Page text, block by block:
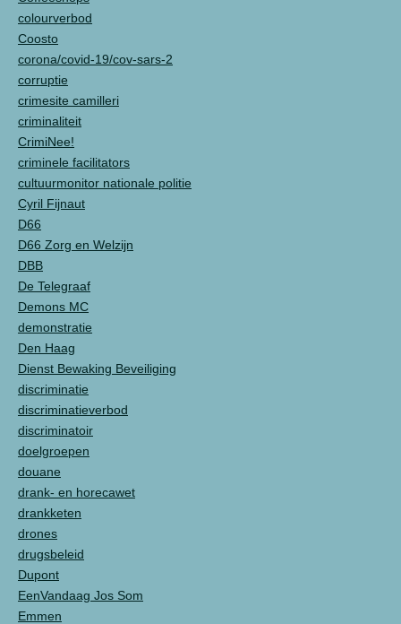
colourverbod
Coosto
corona/covid-19/cov-sars-2
corruptie
crimesite camilleri
criminaliteit
CrimiNee!
criminele facilitators
cultuurmonitor nationale politie
Cyril Fijnaut
D66
D66 Zorg en Welzijn
DBB
De Telegraaf
Demons MC
demonstratie
Den Haag
Dienst Bewaking Beveiliging
discriminatie
discriminatieverbod
discriminatoir
doelgroepen
douane
drank- en horecawet
drankketen
drones
drugsbeleid
Dupont
EenVandaag Jos Som
Emmen